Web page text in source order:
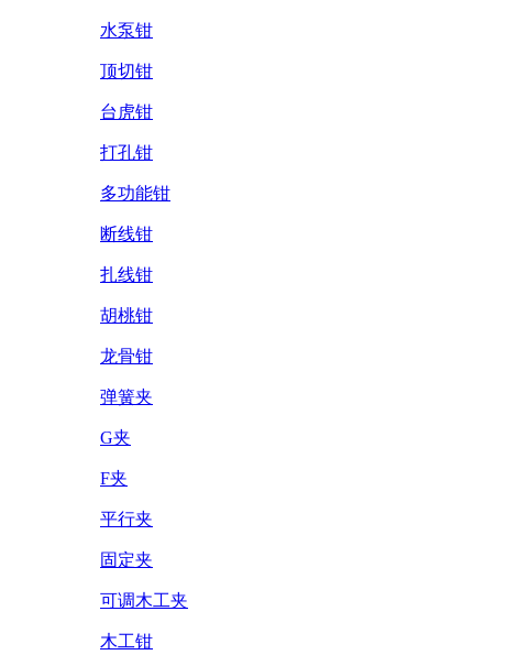
水泵钳
顶切钳
台虎钳
打孔钳
多功能钳
断线钳
扎线钳
胡桃钳
龙骨钳
弹簧夹
G夹
F夹
平行夹
固定夹
可调木工夹
木工钳